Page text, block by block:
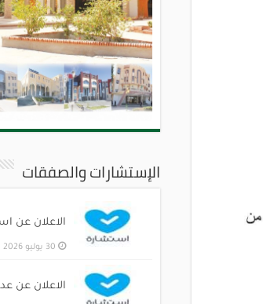
الإستشارات والصفقات
الاعلان عن
30 يوليو 2026
الاعلان عن